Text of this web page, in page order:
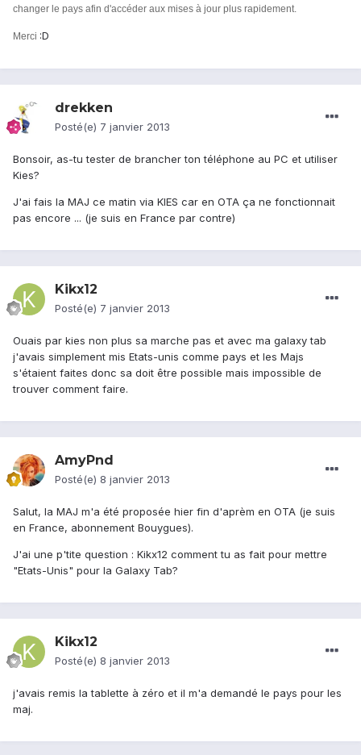
changer le pays afin d'accéder aux mises à jour plus rapidement.
Merci :D
drekken
Posté(e) 7 janvier 2013
Bonsoir, as-tu tester de brancher ton téléphone au PC et utiliser
Kies?
J'ai fais la MAJ ce matin via KIES car en OTA ça ne fonctionnait
pas encore ... (je suis en France par contre)
Kikx12
Posté(e) 7 janvier 2013
Ouais par kies non plus sa marche pas et avec ma galaxy tab
j'avais simplement mis Etats-unis comme pays et les Majs
s'étaient faites donc sa doit être possible mais impossible de
trouver comment faire.
AmyPnd
Posté(e) 8 janvier 2013
Salut, la MAJ m'a été proposée hier fin d'aprèm en OTA (je suis
en France, abonnement Bouygues).
J'ai une p'tite question : Kikx12 comment tu as fait pour mettre
"Etats-Unis" pour la Galaxy Tab?
Kikx12
Posté(e) 8 janvier 2013
j'avais remis la tablette à zéro et il m'a demandé le pays pour les
maj.